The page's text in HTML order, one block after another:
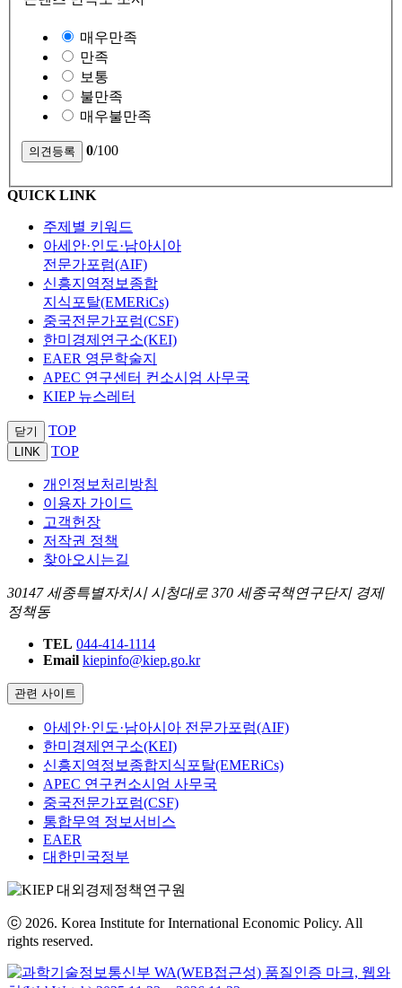
매우만족
만족
보통
불만족
매우불만족
0/100
QUICK LINK
주제별 키워드
아세안·인도·남아시아
전문가포럼(AIF)
신흥지역정보종합
지식포탈(EMERiCs)
중국전문가포럼(CSF)
한미경제연구소(KEI)
EAER 영문학술지
APEC 연구센터 컨소시엄 사무국
KIEP 뉴스레터
닫기 TOP
LINK TOP
개인정보처리방침
이용자 가이드
고객헌장
저작권 정책
찾아오시는길
30147 세종특별자치시 시청대로 370 세종국책연구단지 경제
정책동
TEL 044-414-1114
Email kiepinfo@kiep.go.kr
관련 사이트
아세안·인도·남아시아 전문가포럼(AIF)
한미경제연구소(KEI)
신흥지역정보종합지식포탈(EMERiCs)
APEC 연구컨소시엄 사무국
중국전문가포럼(CSF)
통합무역 정보서비스
EAER
대한민국정부
ⓒ 2026. Korea Institute for International Economic Policy. All
rights reserved.